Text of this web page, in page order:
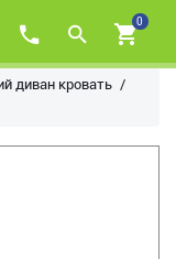
0
диван кровать